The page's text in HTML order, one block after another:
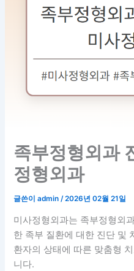
족부정형외과
정형외과
글쓴이admin /2026년 02월 21일
미사정형외과는 족부정형외
한 족부 질환에 대한 진단 및
환자의 상태에 따른 맞춤형
니다.